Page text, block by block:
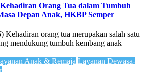
Orang Tua dalam Tumbuh
Depan Anak, HKBP Semper
Kehadiran orang tua merupakan salah satu
mendukung tumbuh kembang anak
Anak & Remaja Layanan Dewasa-